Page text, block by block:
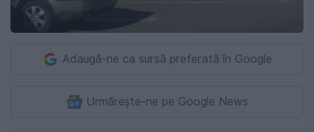
Adaugă-ne ca sursă preferată în Google
Urmărește-ne pe Google News